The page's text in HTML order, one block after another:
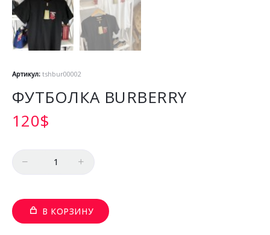
Артикул: tshbur00002
ФУТБОЛКА BURBERRY
120$
В КОРЗИНУ